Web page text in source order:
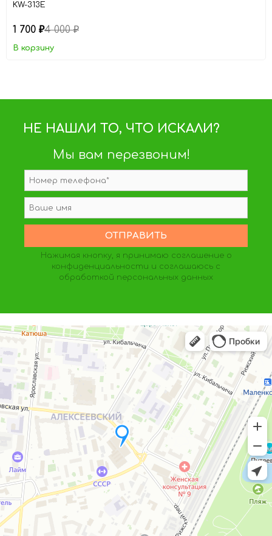
KW-313E
1 700 ₽4 000₽
В корзину
НЕ НАШЛИ ТО, ЧТО ИСКАЛИ?
Мы вам перезвоним!
Нажимая кнопку, я принимаю соглашение о
конфиденциальности и соглашаюсь с
обработкой персональных данных